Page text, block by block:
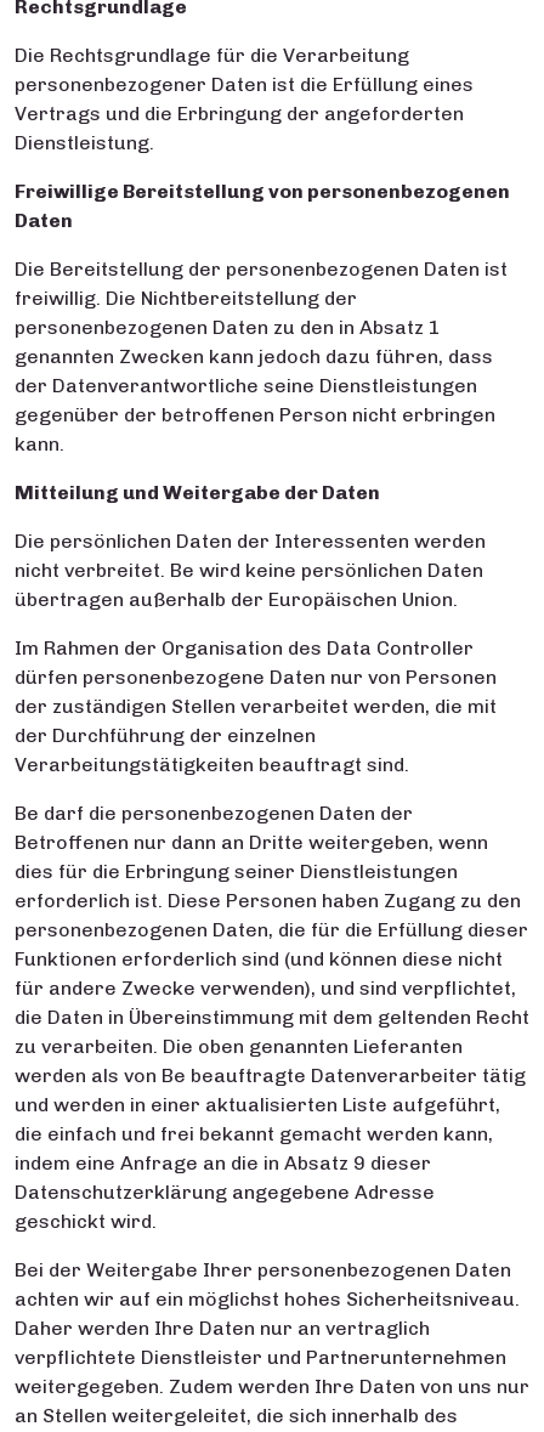
Rechtsgrundlage
Die Rechtsgrundlage für die Verarbeitung
personenbezogener Daten ist die Erfüllung eines
Vertrags und die Erbringung der angeforderten
Dienstleistung.
Freiwillige Bereitstellung von personenbezogenen
Daten
Die Bereitstellung der personenbezogenen Daten ist
freiwillig. Die Nichtbereitstellung der
personenbezogenen Daten zu den in Absatz 1
genannten Zwecken kann jedoch dazu führen, dass
der Datenverantwortliche seine Dienstleistungen
gegenüber der betroffenen Person nicht erbringen
kann.
Mitteilung und Weitergabe der Daten
Die persönlichen Daten der Interessenten werden
nicht verbreitet. Be wird keine persönlichen Daten
übertragen außerhalb der Europäischen Union.
Im Rahmen der Organisation des Data Controller
dürfen personenbezogene Daten nur von Personen
der zuständigen Stellen verarbeitet werden, die mit
der Durchführung der einzelnen
Verarbeitungstätigkeiten beauftragt sind.
Be darf die personenbezogenen Daten der
Betroffenen nur dann an Dritte weitergeben, wenn
dies für die Erbringung seiner Dienstleistungen
erforderlich ist. Diese Personen haben Zugang zu den
personenbezogenen Daten, die für die Erfüllung dieser
Funktionen erforderlich sind (und können diese nicht
für andere Zwecke verwenden), und sind verpflichtet,
die Daten in Übereinstimmung mit dem geltenden Recht
zu verarbeiten. Die oben genannten Lieferanten
werden als von Be beauftragte Datenverarbeiter tätig
und werden in einer aktualisierten Liste aufgeführt,
die einfach und frei bekannt gemacht werden kann,
indem eine Anfrage an die in Absatz 9 dieser
Datenschutzerklärung angegebene Adresse
geschickt wird.
Bei der Weitergabe Ihrer personenbezogenen Daten
achten wir auf ein möglichst hohes Sicherheitsniveau.
Daher werden Ihre Daten nur an vertraglich
verpflichtete Dienstleister und Partnerunternehmen
weitergegeben. Zudem werden Ihre Daten von uns nur
an Stellen weitergeleitet, die sich innerhalb des